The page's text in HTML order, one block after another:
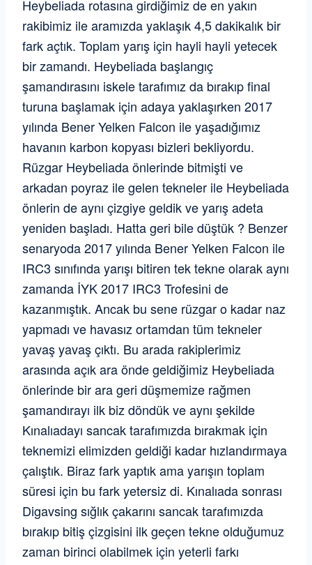
Heybeliada rotasına girdiğimiz de en yakın
rakibimiz ile aramızda yaklaşık 4,5 dakikalık bir
fark açtık. Toplam yarış için hayli hayli yetecek
bir zamandı. Heybeliada başlangıç
şamandırasını iskele tarafımız da bırakıp final
turuna başlamak için adaya yaklaşırken 2017
yılında Bener Yelken Falcon ile yaşadığımız
havanın karbon kopyası bizleri bekliyordu.
Rüzgar Heybeliada önlerinde bitmişti ve
arkadan poyraz ile gelen tekneler ile Heybeliada
önlerin de aynı çizgiye geldik ve yarış adeta
yeniden başladı. Hatta geri bile düştük ? Benzer
senaryoda 2017 yılında Bener Yelken Falcon ile
IRC3 sınıfında yarışı bitiren tek tekne olarak aynı
zamanda İYK 2017 IRC3 Trofesini de
kazanmıştık. Ancak bu sene rüzgar o kadar naz
yapmadı ve havasız ortamdan tüm tekneler
yavaş yavaş çıktı. Bu arada rakiplerimiz
arasında açık ara önde geldiğimiz Heybeliada
önlerinde bir ara geri düşmemize rağmen
şamandırayı ilk biz döndük ve aynı şekilde
Kınalıadayı sancak tarafımızda bırakmak için
teknemizi elimizden geldiği kadar hızlandırmaya
çalıştık. Biraz fark yaptık ama yarışın toplam
süresi için bu fark yetersiz di. Kınalıada sonrası
Digavsing sığlık çakarını sancak tarafımızda
bırakıp bitiş çizgisini ilk geçen tekne olduğumuz
zaman birinci olabilmek için yeterli farkı